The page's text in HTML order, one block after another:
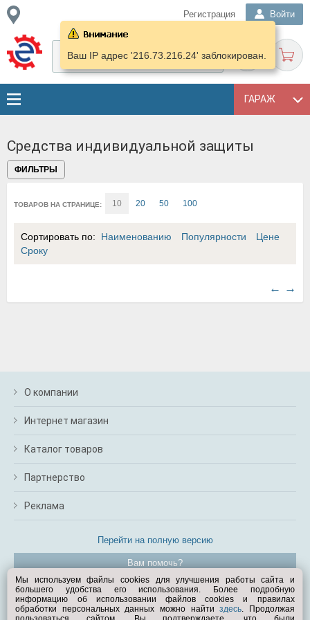
Регистрация Войти
ГАРАЖ
Ваш IP адрес '216.73.216.24' заблокирован.
Средства индивидуальной защиты
ФИЛЬТРЫ
ТОВАРОВ НА СТРАНИЦЕ: 10 20 50 100
Сортировать по: Наименованию Популярности
Цене
Сроку
← →
О компании
Интернет магазин
Каталог товаров
Партнерство
Реклама
Перейти на полную версию
Вам помочь?
© Exist.ru 1998—2026
Мы используем файлы cookies для улучшения работы сайта и
большего удобства его использования. Более подробную
информацию об использовании файлов cookies и правилах
обработки персональных данных можно найтиздесь. Продолжая